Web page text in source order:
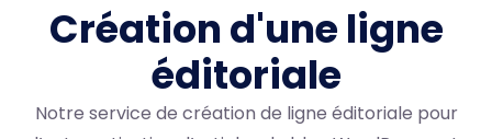
Création d'une ligne
éditoriale
Notre service de création de ligne éditoriale pour